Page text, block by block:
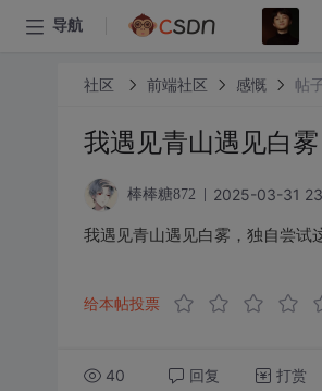
导航
社区 前端社区 感慨 帖
我遇见青山遇见白
棒棒糖872 2025-03-31
我遇见青山遇见白雾，独自尝试
给本帖投票
40 回复 打赏